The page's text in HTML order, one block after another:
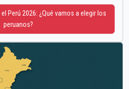
Perú 2026: ¿Qué vamos a elegir los
peruanos?